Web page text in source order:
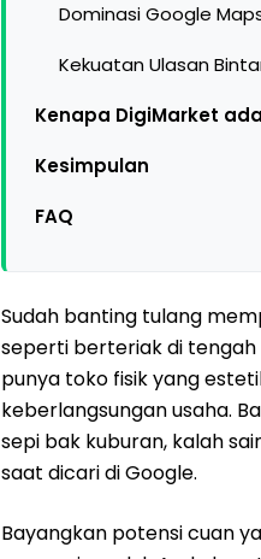
Dominasi Google
Kekuatan Ulasan
Kenapa DigiMarket
Kesimpulan
FAQ
Sudah banting tulang
seperti berteriak di tengah
punya toko fisik yang
keberlangsungan usaha.
sepi bak kuburan, kalah
saat dicari di Google.
Bayangkan potensi cuan